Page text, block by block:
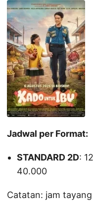
Jadwal per Format:
STANDARD 2D:
40.000
Catatan: jam